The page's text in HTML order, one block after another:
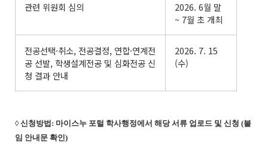
관련 위원회 심의
2026. 6월 말
~ 7월 초 개최
전공선택·취소, 전공결정, 연합·연계전
공 선발, 학생설계전공 및 심화전공 신
청 결과 안내
2026. 7. 15
(수)
◊ 신청방법: 마이스누 포털 학사행정에서 해당 서류 업로드 및 신청 (붙
임 안내문 확인)